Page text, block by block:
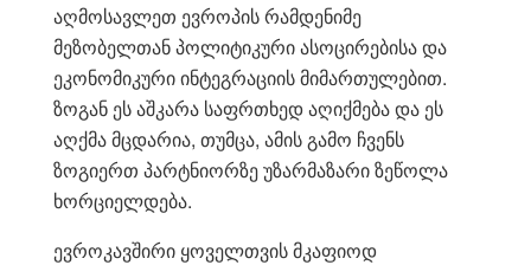
აღმოსავლეთ ევროპის რამდენიმე
მეზობელთან პოლიტიკური ასოცირებისა და
ეკონომიკური ინტეგრაციის მიმართულებით.
ზოგან ეს აშკარა საფრთხედ აღიქმება და ეს
აღქმა მცდარია, თუმცა, ამის გამო ჩვენს
ზოგიერთ პარტნიორზე უზარმაზარი ზეწოლა
ხორციელდება.
ევროკავშირი ყოველთვის მკაფიოდ